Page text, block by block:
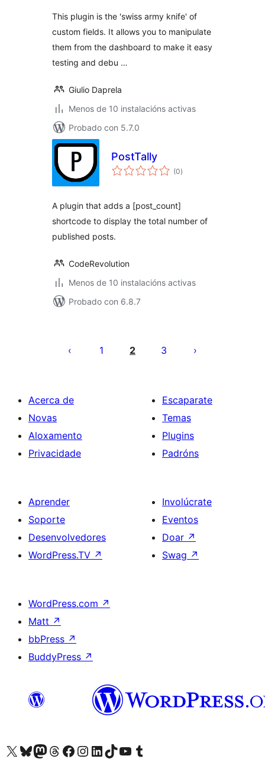
This plugin is the 'swiss army knife' of
custom fields. It allows you to manipulate
them from the dashboard to make it easy
testing and debu …
Giulio Daprela
Menos de 10 instalacións activas
Probado con 5.7.0
PostTally
(0valoracións
totais
)
A plugin that adds a [post_count]
shortcode to display the total number of
published posts.
CodeRevolution
Menos de 10 instalacións activas
Probado con 6.8.7
1 2 3
Acerca de
Novas
Aloxamento
Privacidade
Escaparate
Temas
Plugins
Padróns
Aprender
Soporte
Desenvolvedores
WordPress.TV ↗
Involúcrate
Eventos
Doar ↗
Swag ↗
WordPress.com ↗
Matt ↗
bbPress ↗
BuddyPress ↗
Visita la cuenta de X (anteriormente Twitter)
Visita a nosa conta de Bluesky
Visita a nosa conta de Mastodon
Visita a nosa conta de Threads
Visita a nosa páxina de Facebook
Visita a nosa conta de Instagram
Visita a nosa conta de LinkedIn
Visita a nosa conta de TikTok
Visita a nosa canle de YouTube
Visita a nosa conta de Tumblr